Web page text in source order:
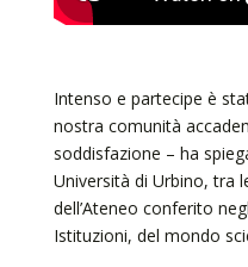
Intenso e partecipe è
nostra comunità
soddisfazione – ha
Università di Urbino, tra
dell’Ateneo conferito
Istituzioni, del mondo